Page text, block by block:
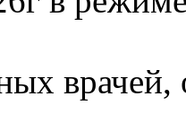
врачей,